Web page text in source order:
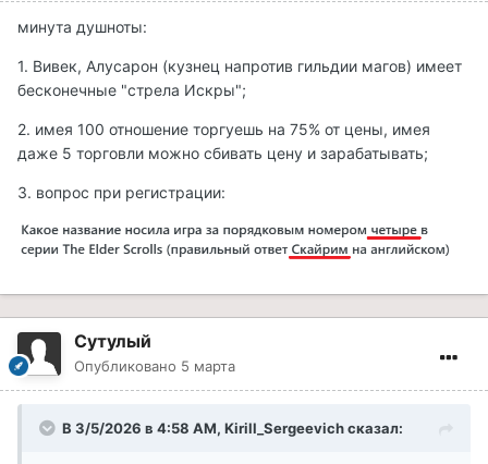
минута душноты:
1. Вивек, Алусарон (кузнец напротив гильдии магов) имеет
бесконечные "стрела Искры";
2. имея 100 отношение торгуешь на 75% от цены, имея
даже 5 торговли можно сбивать цену и зарабатывать;
3. вопрос при регистрации:
Сутулый
Опубликовано 5 марта
В 3/5/2026 в 4:58 AM, Kirill_Sergeevichсказал: